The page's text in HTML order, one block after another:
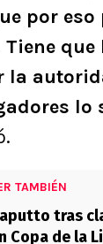
por eso
la
lo
TAMBIÉN
tras
Copa de la